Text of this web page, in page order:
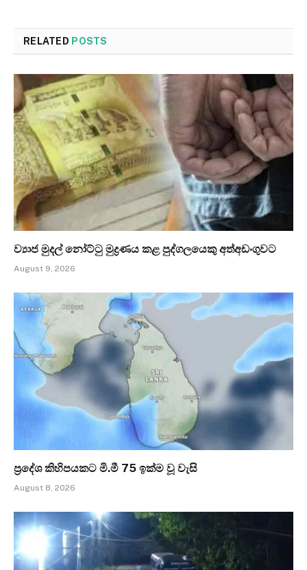
RELATED POSTS
ව්‍යාජ මුදල් නෝට්ටු මුද්‍රණය කළ පුද්ගලයෙකු අත්අඩංගුවට
August 9, 2026
ප්‍රදේශ කිහිපයකට මි.මී 75 ඉක්ම වූ වැසි
August 8, 2026